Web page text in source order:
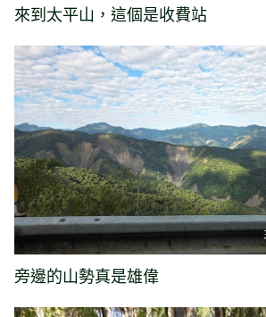
來到太平山，這個是收費站
旁邊的山勢真是雄偉